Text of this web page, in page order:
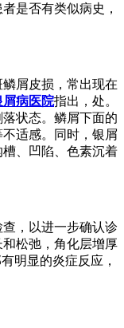
是否有类似病史，
屑皮损，常出现在
屑病医院指出，处。
状态。鳞屑下面的
适感。同时，银屑
、凹陷、色素沉着
，以进一步确认诊
松弛，角化层增厚
明显的炎症反应，